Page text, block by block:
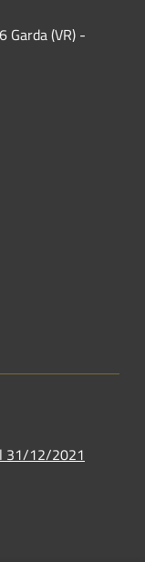
Garda (VR) -
31/12/2021